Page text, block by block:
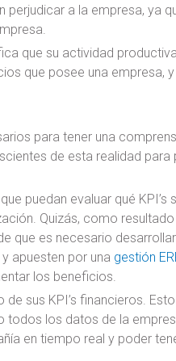
a la empresa, ya
que su actividad
que posee una empresa,
para tener una
de esta realidad para
puedan evaluar qué KPI’s
Quizás, como resultado
que es necesario
apuesten por una gestión
los beneficios.
sus KPI’s financieros.
todos los datos de la
en tiempo real y poder